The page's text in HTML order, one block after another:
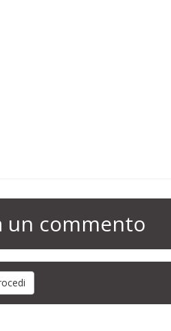
un commento